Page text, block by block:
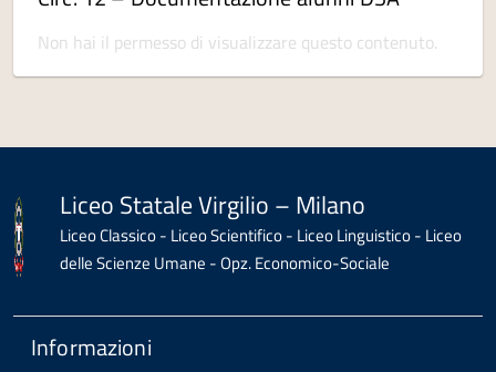
Non hai il permesso di visualizzare questo contenuto.
Liceo Statale Virgilio – Milano
Liceo Classico - Liceo Scientifico - Liceo Linguistico - Liceo
delle Scienze Umane - Opz. Economico-Sociale
Informazioni